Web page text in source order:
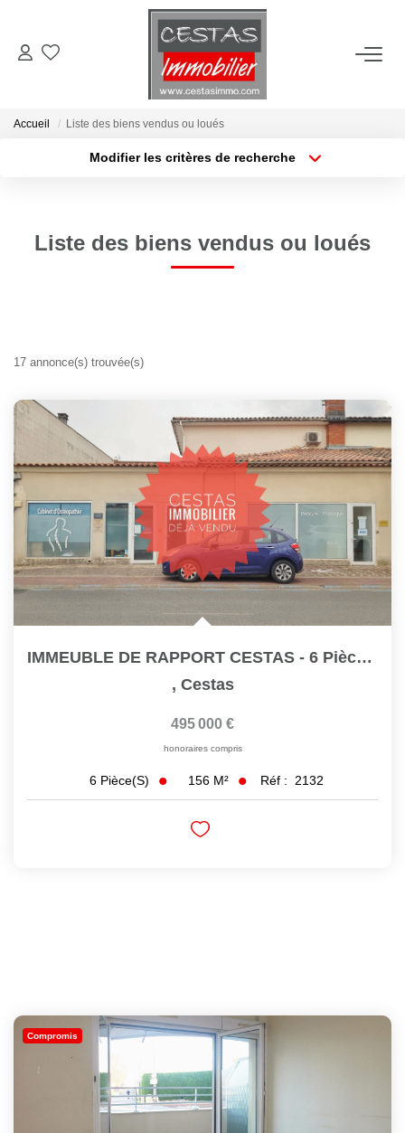
ACHETER
VIE LOCALE
Accueil Liste des biens vendus ou loués
Modifier les critères de recherche
Liste des biens vendus ou loués
17 annonce(s) trouvée(s)
IMMEUBLE DE RAPPORT CESTAS - 6 Pièces 156 M2 Ref 2132
, Cestas
495 000 €
honoraires compris
6 Pièce(s) 156 M² Réf : 2132
Compromis